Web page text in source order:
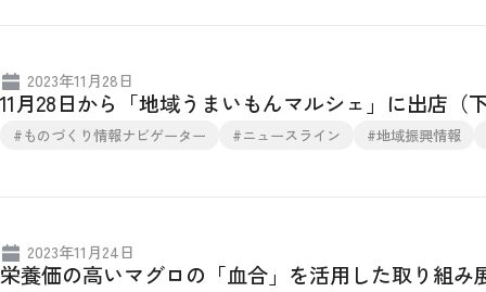
2023年11月28日
11月28日から「地域うまいもんマルシェ」に出店
#ものづくり情報ナビゲーター #ニュースライン #地域振興情報
2023年11月24日
栄養価の高いマグロの「血合」を活用した取り組み